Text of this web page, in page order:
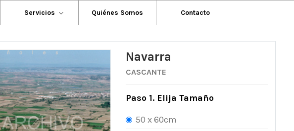
Servicios Quiénes Somos Contacto
Navarra
CASCANTE
Paso 1. Elija Tamaño
50 x 60cm